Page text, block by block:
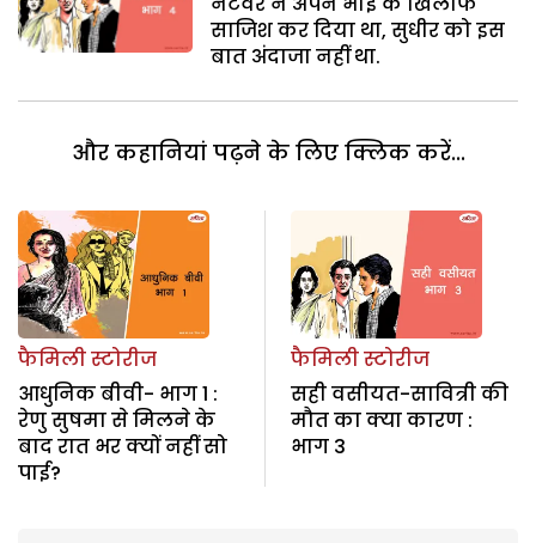
साजिश कर दिया था, सुधीर को इस
बात अंदाजा नहीं था.
और कहानियां पढ़ने के लिए क्लिक करें...
फैमिली स्टोरीज
आधुनिक बीवी- भाग 1 :
रेणु सुषमा से मिलने के
बाद रात भर क्यों नहीं सो
पाई?
फैमिली स्टोरीज
सही वसीयत-सावित्री की
मौत का क्या कारण :
भाग 3